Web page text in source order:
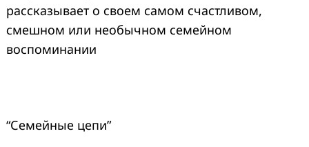
рассказывает о своем самом счастливом,
смешном или необычном семейном
воспоминании
“Семейные цепи”